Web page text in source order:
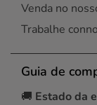
Venda no
Trabalhe
Guia de
🚚 Estado da